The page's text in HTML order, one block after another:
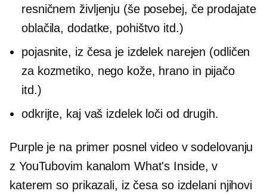
resničnem življenju (še posebej, če prodajate
oblačila, dodatke, pohištvo itd.)
pojasnite, iz česa je izdelek narejen (odličen
za kozmetiko, nego kože, hrano in pijačo
itd.)
odkrijte, kaj vaš izdelek loči od drugih.
Purple je na primer posnel video v sodelovanju
z YouTubovim kanalom What's Inside, v
katerem so prikazali, iz česa so izdelani njihovi